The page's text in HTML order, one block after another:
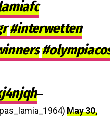
#interwetten
—
May 30,